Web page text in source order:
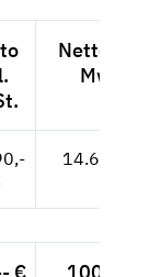
Netto
MwSt.
14.697,--
€ 100,84 €